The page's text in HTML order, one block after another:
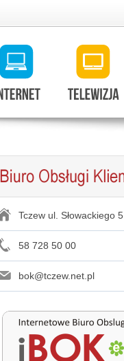
Tczew ul. Słowackiego 5
58 728 50 00
bok@tczew.net.pl